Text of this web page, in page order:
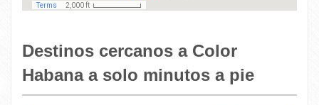
Destinos cercanos a Color
Habana a solo minutos a pie